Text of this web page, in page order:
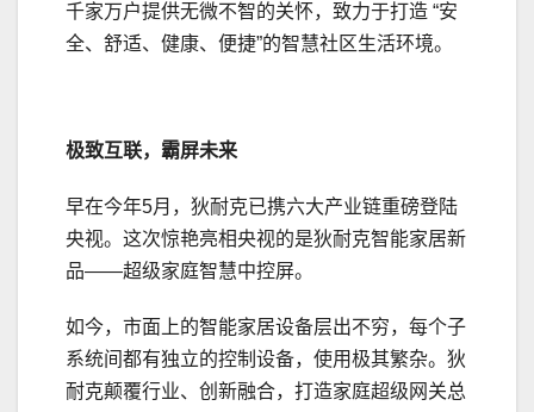
千家万户提供无微不智的关怀，致力于打造 “安
全、舒适、健康、便捷”的智慧社区生活环境。
极致互联，霸屏未来
早在今年5月，狄耐克已携六大产业链重磅登陆
央视。这次惊艳亮相央视的是狄耐克智能家居新
品——超级家庭智慧中控屏。
如今，市面上的智能家居设备层出不穷，每个子
系统间都有独立的控制设备，使用极其繁杂。狄
耐克颠覆行业、创新融合，打造家庭超级网关总